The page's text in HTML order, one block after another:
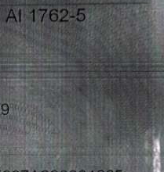
Комплектность и
не проверялась.
унитарное
колонна N 218"
производственного
унитарного